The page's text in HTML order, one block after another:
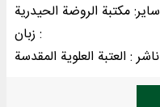
سایر: مکتبة الروضة الحیدریة
زبان :
ناشر : العتبة العلوية المقدسة